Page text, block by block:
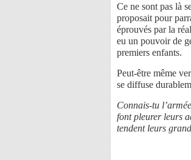
Ce ne sont pas là
proposait pour
éprouvés par la
eu un pouvoir de
premiers enfants.
Peut-être même
se diffuse
Connais-tu
font pleurer leurs
tendent leurs